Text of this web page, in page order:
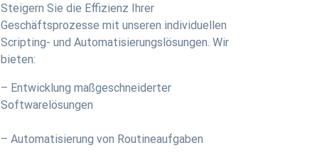
Steigern Sie die Effizienz Ihrer
Geschäftsprozesse mit unseren individuellen
Scripting- und Automatisierungslösungen. Wir
bieten:
– Entwicklung maßgeschneiderter
Softwarelösungen
– Automatisierung von Routineaufgaben